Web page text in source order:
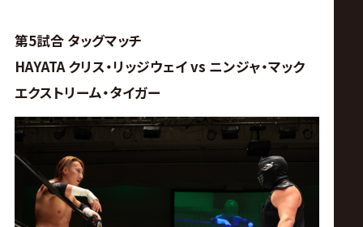
第5試合 タッグマッチ
HAYATA クリス・リッジウェイ vs ニンジャ・マック
エクストリーム・タイガー